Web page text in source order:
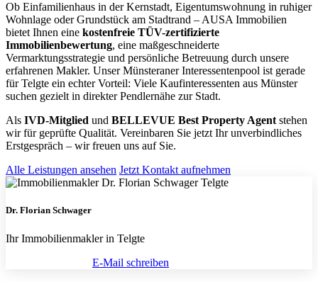
Ob Einfamilienhaus in der Kernstadt, Eigentumswohnung in ruhiger
Wohnlage oder Grundstück am Stadtrand – AUSA Immobilien
bietet Ihnen eine kostenfreie TÜV-zertifizierte
Immobilienbewertung, eine maßgeschneiderte
Vermarktungsstrategie und persönliche Betreuung durch unsere
erfahrenen Makler. Unser Münsteraner Interessentenpool ist gerade
für Telgte ein echter Vorteil: Viele Kaufinteressenten aus Münster
suchen gezielt in direkter Pendlernähe zur Stadt.
Als IVD-Mitglied und BELLEVUE Best Property Agent stehen
wir für geprüfte Qualität. Vereinbaren Sie jetzt Ihr unverbindliches
Erstgespräch – wir freuen uns auf Sie.
Alle Leistungen ansehen Jetzt Kontakt aufnehmen
Dr. Florian Schwager
Ihr Immobilienmakler in Telgte
E-Mail schreiben